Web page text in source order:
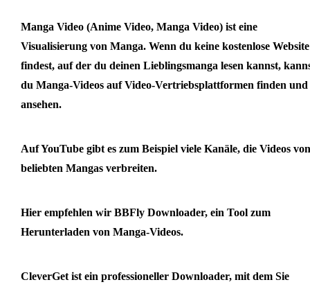
Manga Video (Anime Video, Manga Video) ist eine
Visualisierung von Manga. Wenn du keine kostenlose Website
findest, auf der du deinen Lieblingsmanga lesen kannst,
du Manga-Videos auf Video-Vertriebsplattformen finden und
ansehen.
Auf YouTube gibt es zum Beispiel viele Kanäle, die Videos von
beliebten Mangas verbreiten.
Hier empfehlen wir BBFly Downloader, ein Tool zum
Herunterladen von Manga-Videos.
CleverGet ist ein professioneller Downloader, mit dem Sie